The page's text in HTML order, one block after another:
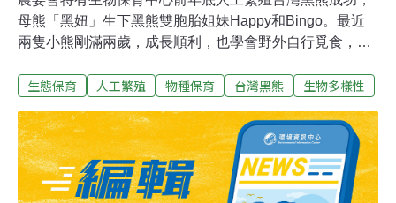
母熊「黑妞」生下黑熊雙胞胎姐妹Happy和Bingo。最近
兩隻小熊剛滿兩歲，成長順利，也學會野外自行覓食，不
灣黑熊保育研討會，發表兩隻小熊圈養觀察報告和成長情
育動物，也是最能代表台灣的保育動物之一，但野外族群
日少 。特生中心近年在台中縣山區展開人工圈養實驗，目
前成功圈養10隻台灣黑熊，前年11月更透過人工繁殖，讓
母熊黑妞成功產下Happy和Bingo，這也是圈養台灣黑熊
生態保育 人工繁殖 物種保育 台灣黑熊 生物多樣性